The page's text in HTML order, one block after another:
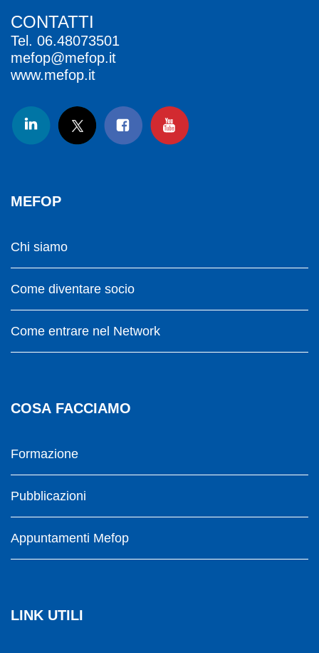
CONTATTI
Tel. 06.48073501
mefop@mefop.it
www.mefop.it
MEFOP
Chi siamo
Come diventare socio
Come entrare nel Network
COSA FACCIAMO
Formazione
Pubblicazioni
Appuntamenti Mefop
LINK UTILI